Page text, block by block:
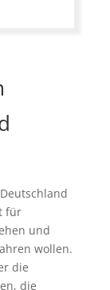
für
und
wollen.
die
die